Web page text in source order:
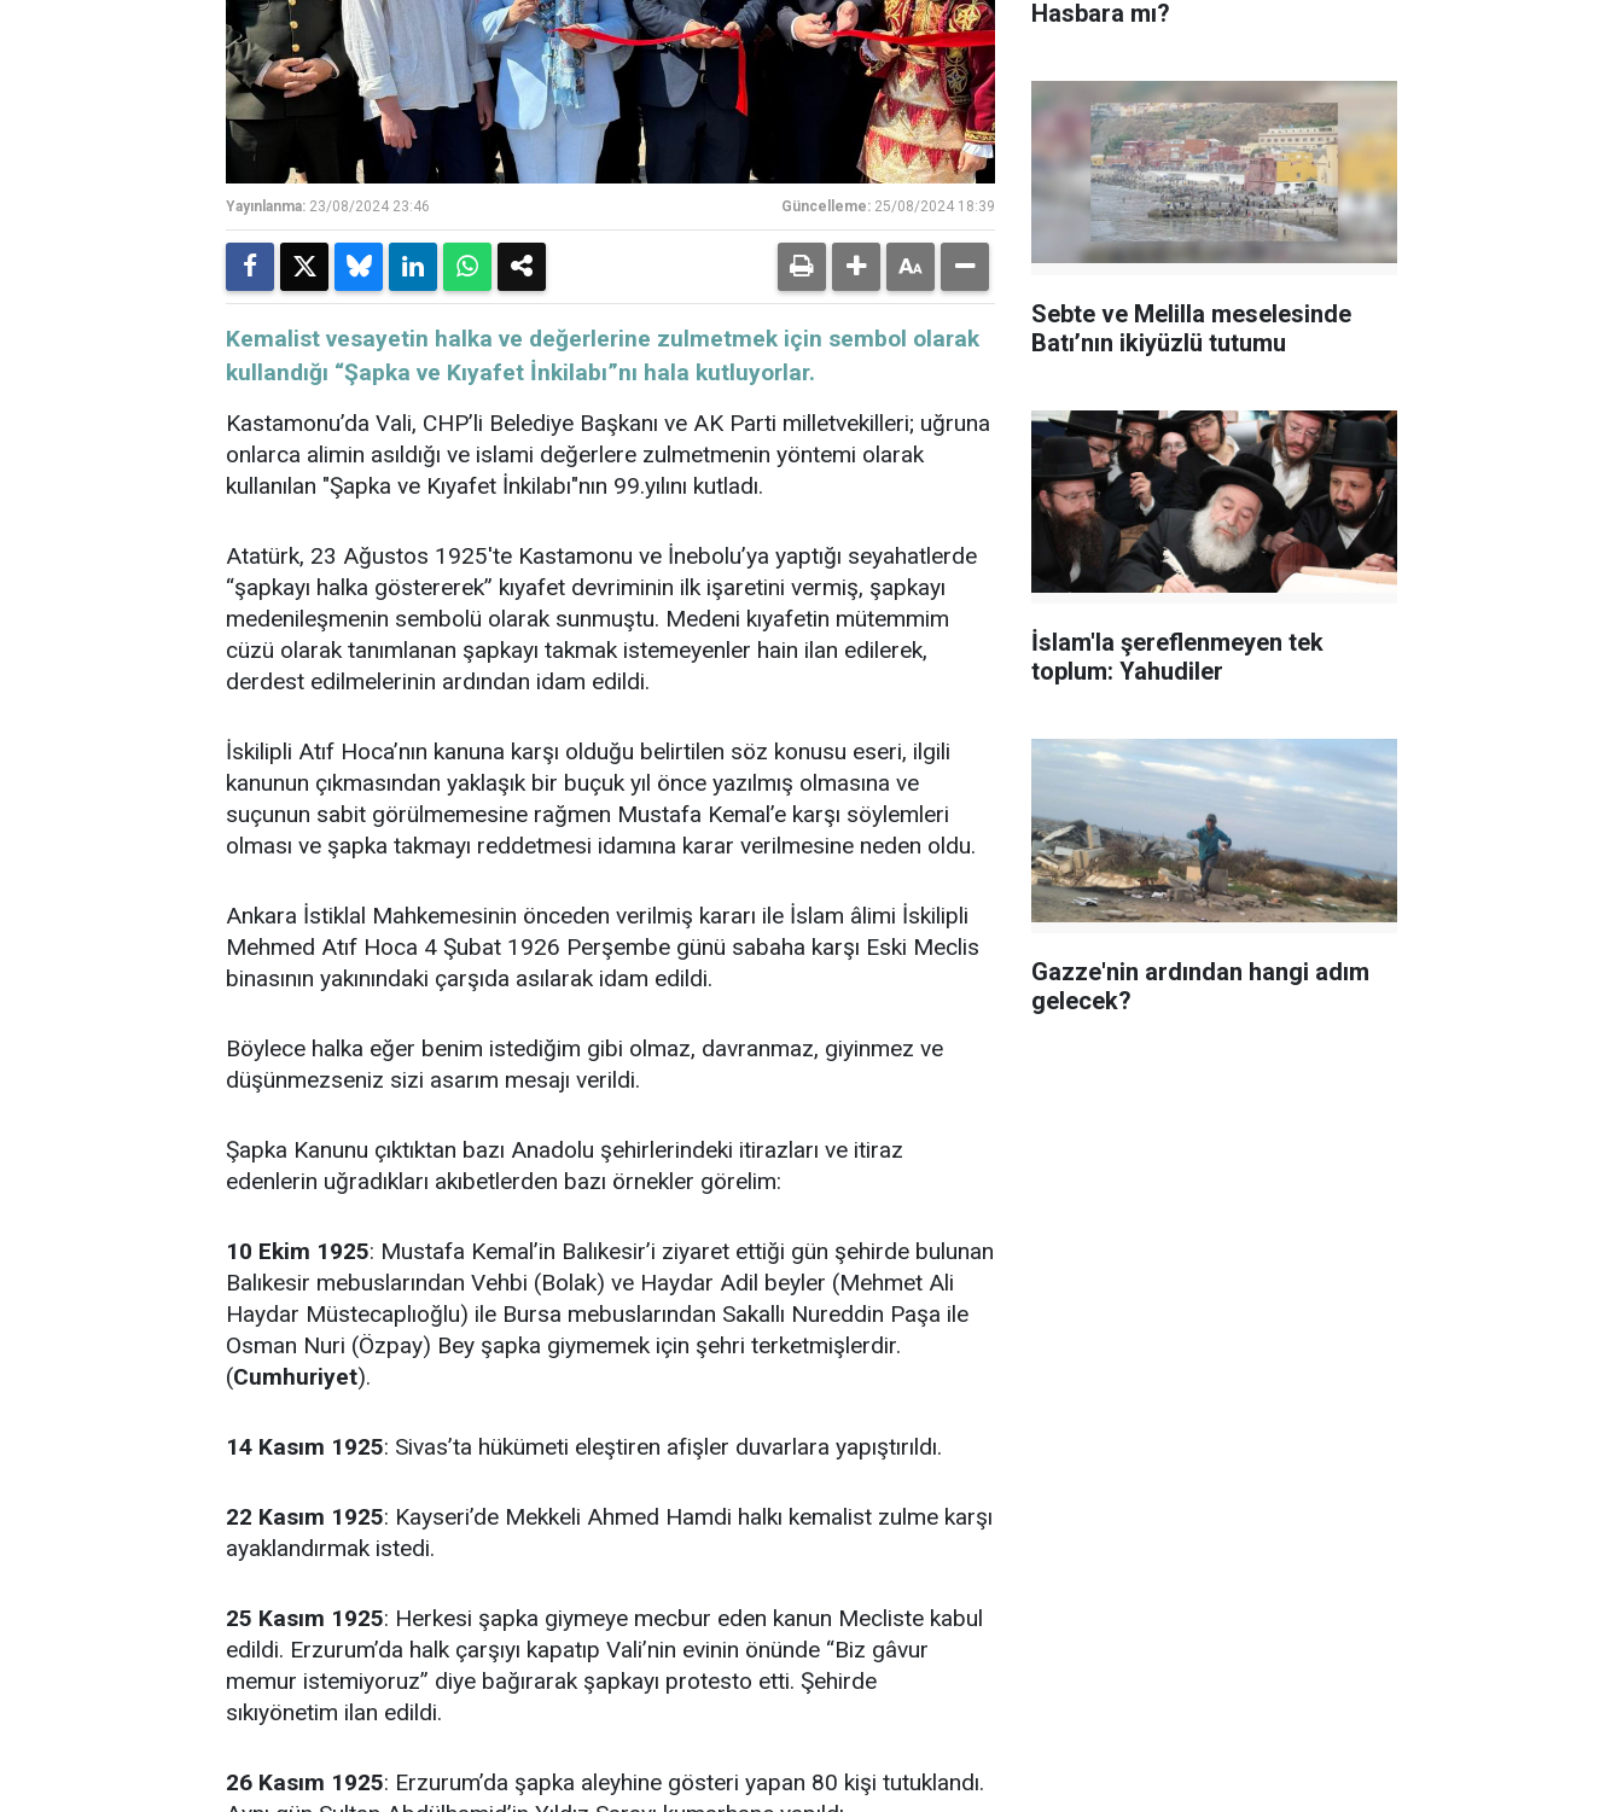
Yayınlanma: 23/08/2024 23:46 Güncelleme: 25/08/2024 18:39
​​​​​​​Kemalist vesayetin halka ve değerlerine zulmetmek için sembol olarak
kullandığı “Şapka ve Kıyafet İnkilabı”nı hala kutluyorlar.
Kastamonu’da Vali, CHP’li Belediye Başkanı ve AK Parti milletvekilleri; uğruna
onlarca alimin asıldığı ve islami değerlere zulmetmenin yöntemi olarak
kullanılan "Şapka ve Kıyafet İnkilabı"nın 99.yılını kutladı.
Atatürk, 23 Ağustos 1925′te Kastamonu ve İnebolu’ya yaptığı seyahatlerde
“şapkayı halka göstererek” kıyafet devriminin ilk işaretini vermiş, şapkayı
medenileşmenin sembolü olarak sunmuştu. Medeni kıyafetin mütemmim
cüzü olarak tanımlanan şapkayı takmak istemeyenler hain ilan edilerek,
derdest edilmelerinin ardından idam edildi.
İskilipli Atıf Hoca’nın kanuna karşı olduğu belirtilen söz konusu eseri, ilgili
kanunun çıkmasından yaklaşık bir buçuk yıl önce yazılmış olmasına ve
suçunun sabit görülmemesine rağmen Mustafa Kemal’e karşı söylemleri
olması ve şapka takmayı reddetmesi idamına karar verilmesine neden oldu.
Ankara İstiklal Mahkemesinin önceden verilmiş kararı ile İslam âlimi İskilipli
Mehmed Atıf Hoca 4 Şubat 1926 Perşembe günü sabaha karşı Eski Meclis
binasının yakınındaki çarşıda asılarak idam edildi.
Böylece halka eğer benim istediğim gibi olmaz, davranmaz, giyinmez ve
düşünmezseniz sizi asarım mesajı verildi.
Şapka Kanunu çıktıktan bazı Anadolu şehirlerindeki itirazları ve itiraz
edenlerin uğradıkları akıbetlerden bazı örnekler görelim:
10 Ekim 1925: Mustafa Kemal’in Balıkesir’i ziyaret ettiği gün şehirde bulunan
Balıkesir mebuslarından Vehbi (Bolak) ve Haydar Adil beyler (Mehmet Ali
Haydar Müstecaplıoğlu) ile Bursa mebuslarından Sakallı Nureddin Paşa ile
Osman Nuri (Özpay) Bey şapka giymemek için şehri terketmişlerdir.
(Cumhuriyet).
14 Kasım 1925: Sivas’ta hükümeti eleştiren afişler duvarlara yapıştırıldı.
22 Kasım 1925: Kayseri’de Mekkeli Ahmed Hamdi halkı kemalist zulme karşı
ayaklandırmak istedi.
25 Kasım 1925: Herkesi şapka giymeye mecbur eden kanun Mecliste kabul
edildi. Erzurum’da halk çarşıyı kapatıp Vali’nin evinin önünde “Biz gâvur
memur istemiyoruz” diye bağırarak şapkayı protesto etti. Şehirde
sıkıyönetim ilan edildi.
26 Kasım 1925: Erzurum’da şapka aleyhine gösteri yapan 80 kişi tutuklandı.
Hasbara mı?
Sebte ve Melilla meselesinde
Batı’nın ikiyüzlü tutumu
İslam'la şereflenmeyen tek
toplum: Yahudiler
Gazze'nin ardından hangi adım
gelecek?